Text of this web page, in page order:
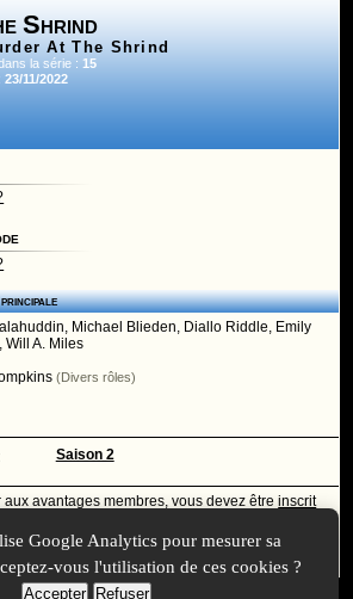
Shrind
At The Shrind
la série :15
23/11/2022
, Michael Blieden, Diallo Riddle, Emily
,Will A. Miles
(Divers rôles)
Saison 2
aux avantages membres, vous devez êtreinscrit
à 00:00 -Mise à jour le :19/12/2022 à 18:28
Google Analytics pour mesurer sa
vous l'utilisation de ces cookies ?
Accepter Refuser